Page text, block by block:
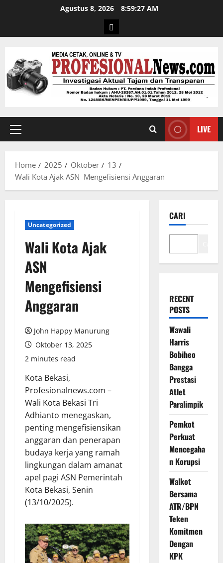
Agustus 8, 2026 8:59:28 AM
LIVE
Home 2025 Oktober
13
Wali Kota Ajak ASN Mengefisiensi Anggaran
Uncategorized
Wali Kota Ajak
ASN
Mengefisiensi
Anggaran
John Happy Manurung
Oktober 13, 2025
2 minutes read
Kota Bekasi,
Profesionalnews.com –
Wali Kota Bekasi Tri
Adhianto menegaskan,
penting mengefisiensikan
anggaran dan penerapan
budaya kerja yang ramah
lingkungan dalam amanat
apel pagi ASN Pemerintah
Kota Bekasi, Senin
(13/10/2025).
CARI
RECENT
POSTS
Wawali
Harris
Bobiheo
Bangga
Prestasi
Atlet
Paralimpik
Pemkot
Perkuat
Mencegaha
n Korupsi
Walkot
Bersama
ATR/BPN
Teken
Komitmen
Dengan
KPK